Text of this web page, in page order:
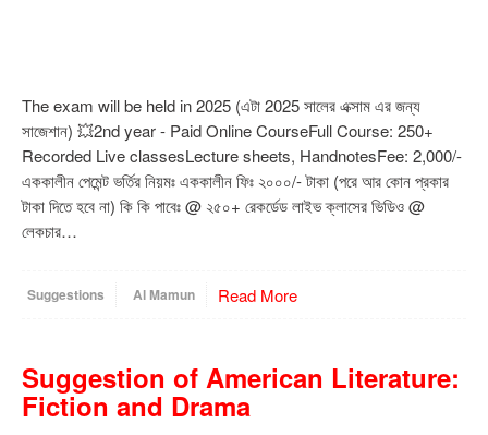
The exam will be held in 2025 (এটা 2025 সালের এক্সাম এর জন্য
সাজেশান) 💥2nd year - Paid Online CourseFull Course: 250+
Recorded Live classesLecture sheets, HandnotesFee: 2,000/-
এককালীন পেমেন্ট ভর্তির নিয়মঃ এককালীন ফিঃ ২০০০/- টাকা (পরে আর কোন প্রকার
টাকা দিতে হবে না) কি কি পাবেঃ @ ২৫০+ রেকর্ডেড লাইভ ক্লাসের ভিডিও @
লেকচার…
Suggestions Al Mamun Read More
Suggestion of American Literature:
Fiction and Drama